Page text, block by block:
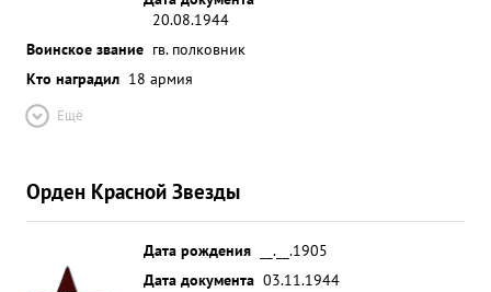
20.08.1944
Воинское звание гв. полковник
Кто наградил 18 армия
Ещё
Орден Красной Звезды
Дата рождения
__.__.1905
Дата документа 03.11.1944